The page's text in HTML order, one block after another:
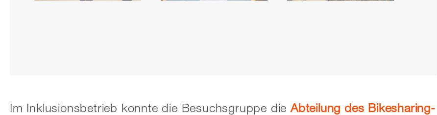
Im Inklusionsbetrieb konnte die Besuchsgruppe die Abteilung des Bikesharing-